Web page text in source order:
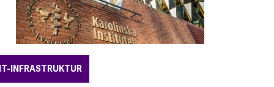
IT-INFRASTRUKTUR